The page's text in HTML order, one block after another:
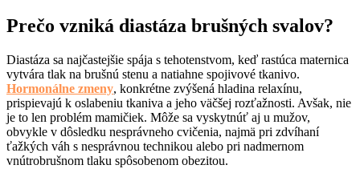
Prečo vzniká diastáza brušných svalov?
Diastáza sa najčastejšie spája s tehotenstvom, keď rastúca maternica
vytvára tlak na brušnú stenu a natiahne spojivové tkanivo.
Hormonálne zmeny, konkrétne zvýšená hladina relaxínu,
prispievajú k oslabeniu tkaniva a jeho väčšej rozťažnosti. Avšak, nie
je to len problém mamičiek. Môže sa vyskytnúť aj u mužov,
obvykle v dôsledku nesprávneho cvičenia, najmä pri zdvíhaní
ťažkých váh s nesprávnou technikou alebo pri nadmernom
vnútrobrušnom tlaku spôsobenom obezitou.